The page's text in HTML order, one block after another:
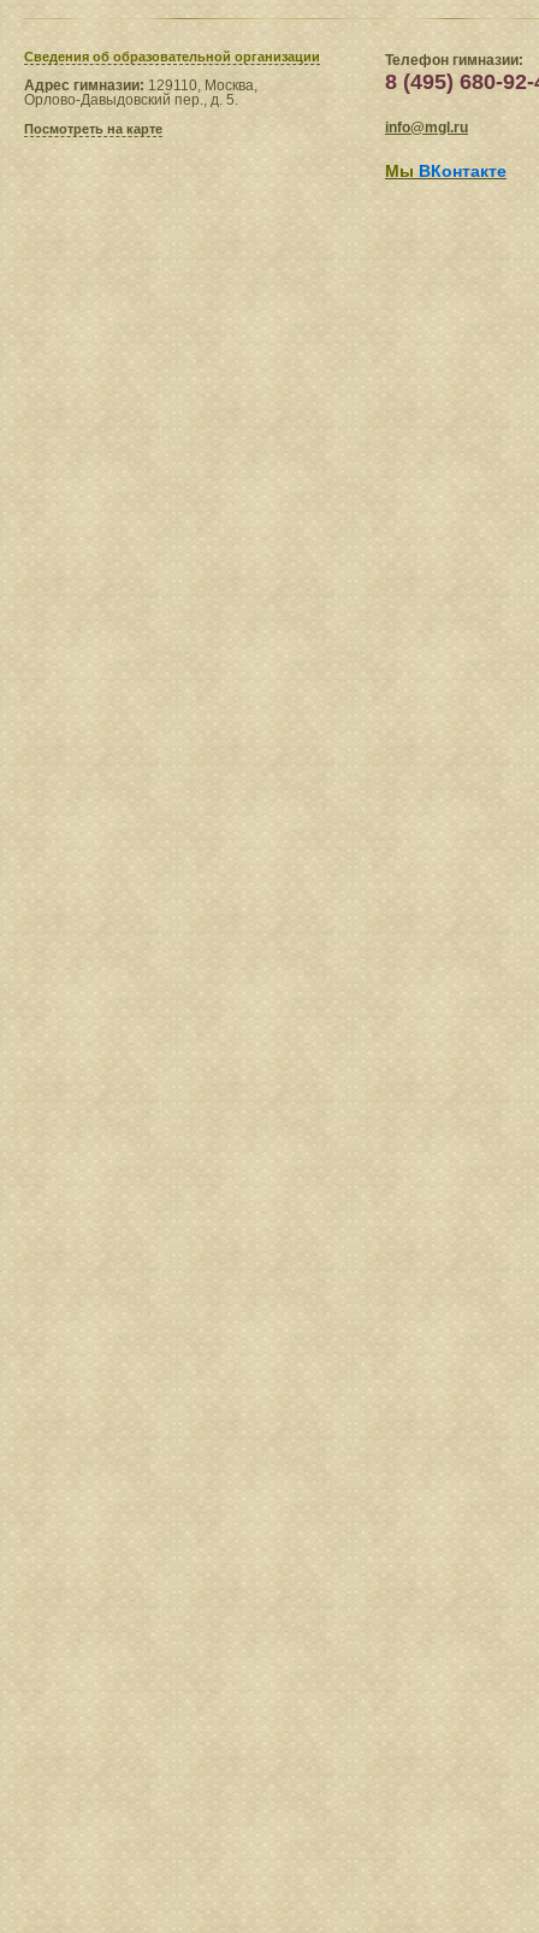
Сведения​ об образовательной организации
Адрес гимназии: 129110, Москва,
Орлово-Давыдовский пер., д. 5.
Посмотреть на карте
Телефон гимназии:
8 (495) 680-92-
info@mgl.ru
Мы ВКонтакте